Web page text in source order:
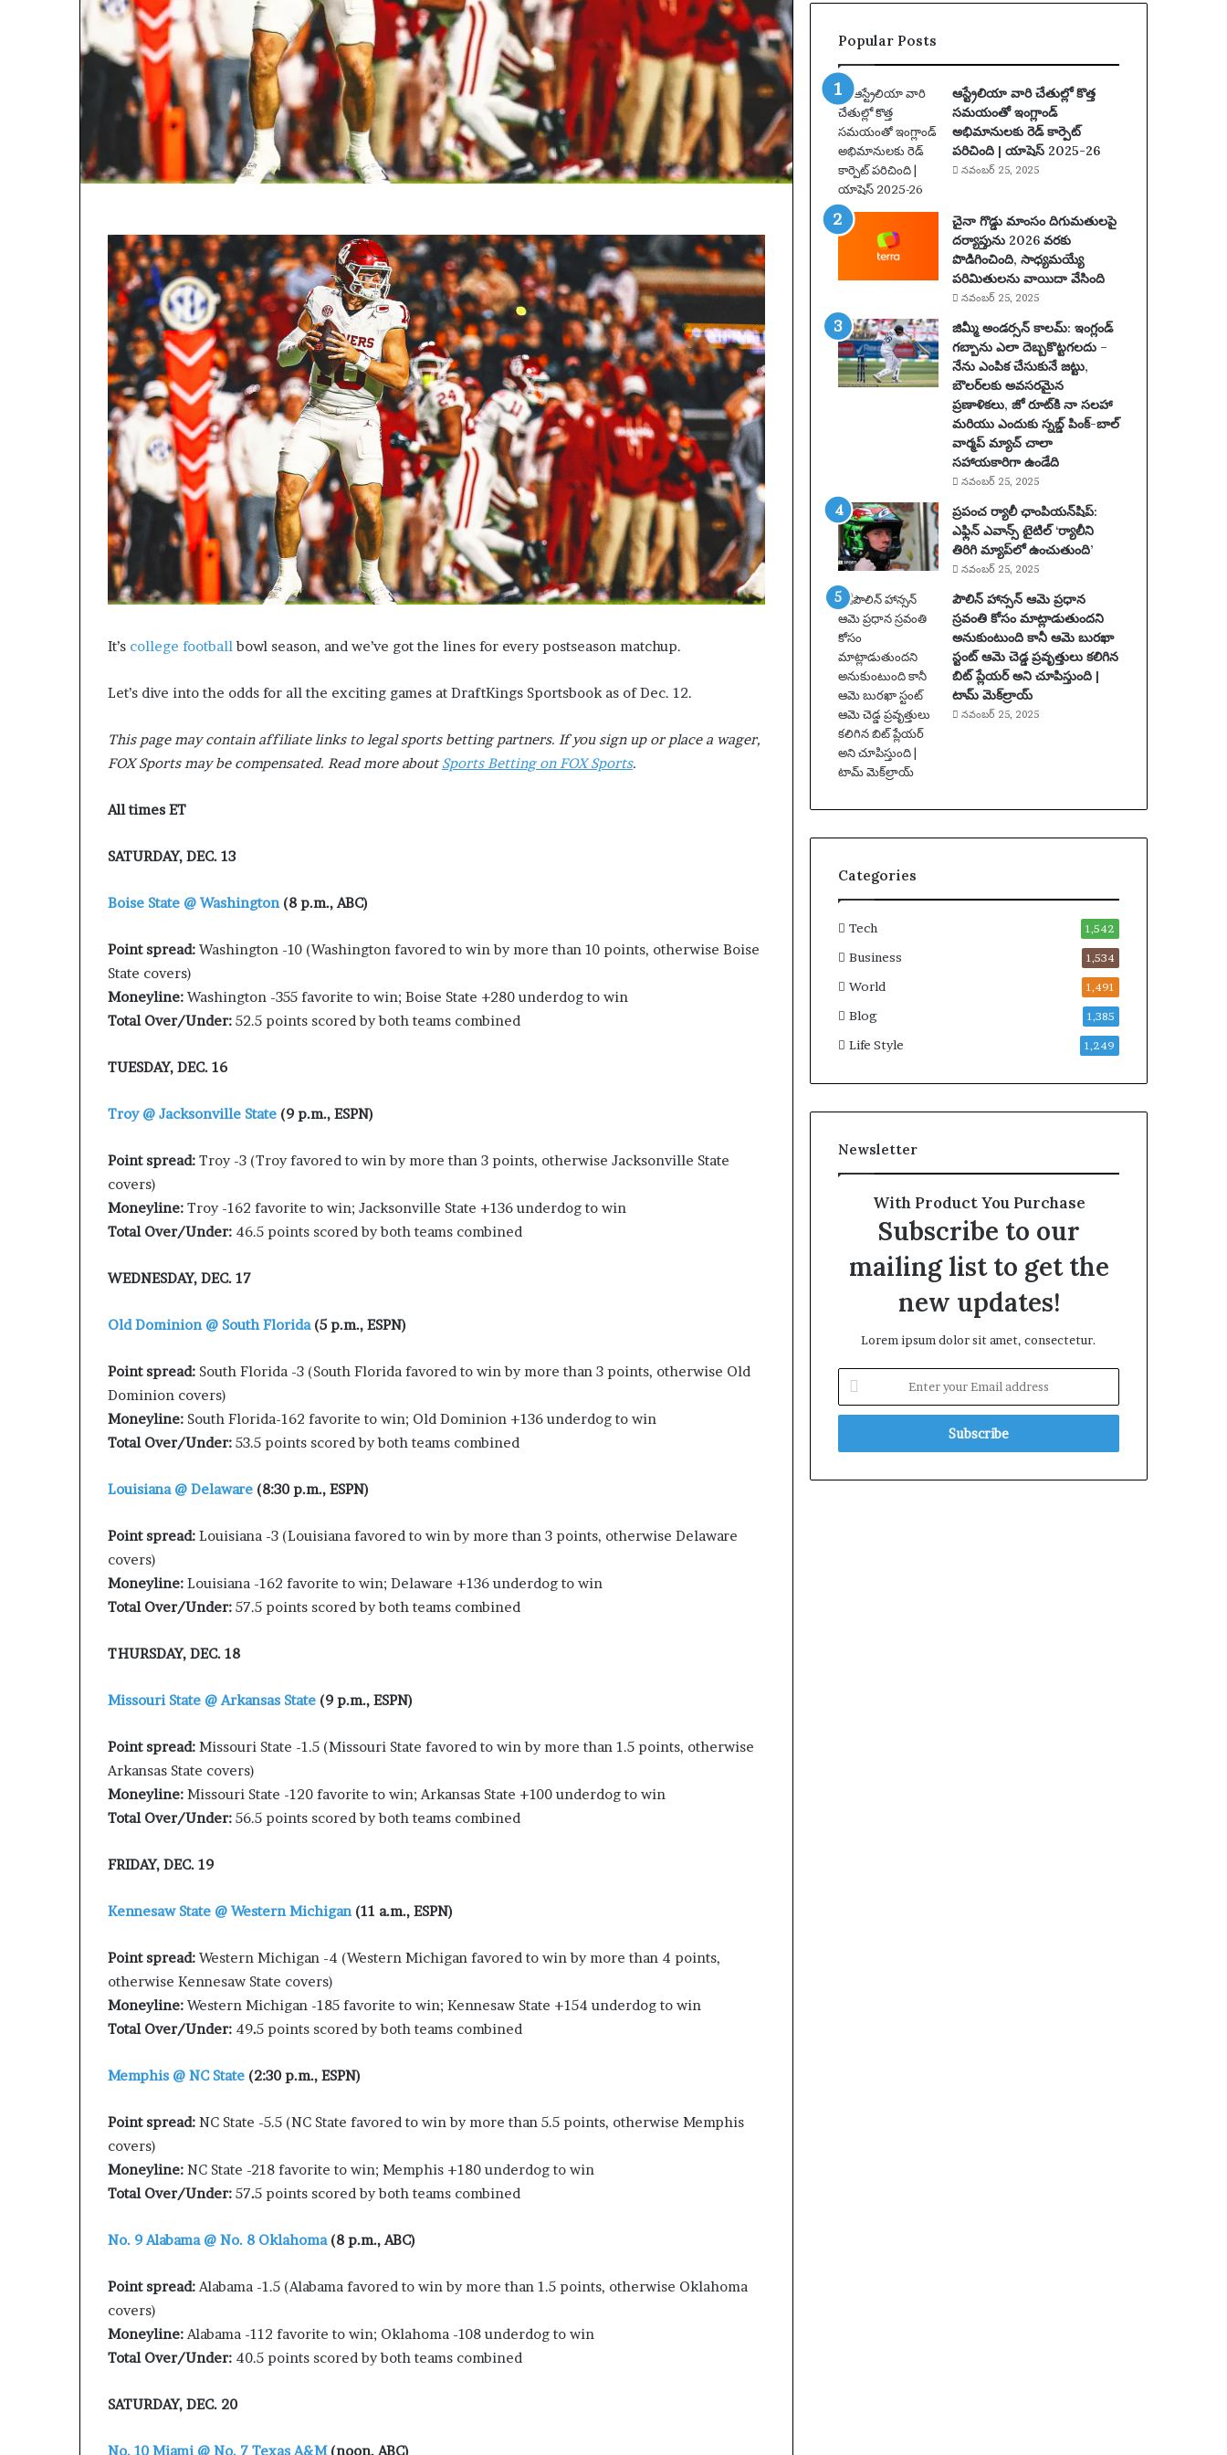
It’s college football bowl season, and we’ve got the lines for every postseason matchup.
Let’s dive into the odds for all the exciting games at DraftKings Sportsbook as of Dec. 12.
This page may contain affiliate links to legal sports betting partners. If you sign up or place a wager,
FOX Sports may be compensated. Read more about Sports Betting on FOX Sports.
All times ET
SATURDAY, DEC. 13
Boise State @ Washington(8 p.m., ABC)
Point spread: Washington -10 (Washington favored to win by more than 10 points, otherwise Boise
State covers)
Moneyline: Washington -355 favorite to win; Boise State +280 underdog to win
Total Over/Under: 52.5 points scored by both teams combined
TUESDAY, DEC. 16
Troy @ Jacksonville State (9 p.m., ESPN)
Point spread: Troy -3 (Troy favored to win by more than 3 points, otherwise Jacksonville State
covers)
Moneyline: Troy -162 favorite to win; Jacksonville State +136 underdog to win
Total Over/Under: 46.5 points scored by both teams combined
WEDNESDAY, DEC. 17
Old Dominion @ South Florida(5 p.m., ESPN)
Point spread: South Florida -3 (South Florida favored to win by more than 3 points, otherwise Old
Dominion covers)
Moneyline: South Florida-162 favorite to win; Old Dominion +136 underdog to win
Total Over/Under: 53.5 points scored by both teams combined
Louisiana @ Delaware (8:30 p.m., ESPN)
Point spread: Louisiana -3 (Louisiana favored to win by more than 3 points, otherwise Delaware
covers)
Moneyline: Louisiana -162 favorite to win; Delaware +136 underdog to win
Total Over/Under: 57.5 points scored by both teams combined
THURSDAY, DEC. 18
Missouri State @ Arkansas State (9 p.m., ESPN)
Point spread: Missouri State -1.5 (Missouri State favored to win by more than 1.5 points, otherwise
Arkansas State covers)
Moneyline: Missouri State -120 favorite to win; Arkansas State +100 underdog to win
Total Over/Under: 56.5 points scored by both teams combined
FRIDAY, DEC. 19
Kennesaw State @ Western Michigan(11 a.m., ESPN)
Point spread: Western Michigan -4 (Western Michigan favored to win by more than 4 points,
otherwise Kennesaw State covers)
Moneyline: Western Michigan -185 favorite to win; Kennesaw State +154 underdog to win
Total Over/Under: 49.5 points scored by both teams combined
Memphis @ NC State (2:30 p.m., ESPN)
Point spread: NC State -5.5 (NC State favored to win by more than 5.5 points, otherwise Memphis
covers)
Moneyline: NC State -218 favorite to win; Memphis +180 underdog to win
Total Over/Under: 57.5 points scored by both teams combined
No. 9 Alabama @ No. 8 Oklahoma(8 p.m., ABC)
Point spread: Alabama -1.5 (Alabama favored to win by more than 1.5 points, otherwise Oklahoma
covers)
Moneyline: Alabama -112 favorite to win; Oklahoma -108 underdog to win
Total Over/Under: 40.5 points scored by both teams combined
SATURDAY, DEC. 20
No. 10 Miami @ No. 7 Texas A&M(noon, ABC)
యొ
క్క
స్లో
-
బ
ర్న్
సై
కె
డె
మ
రి
యు
వా
రం
యొ
క్క
ఉ
త్త
మ
కొ
త్త
ట్రా
క్‌
లు
|
సం
గీ
తం
షే
ధం
కే
వ
లం
ఒ
క
అ
డ్డం
కి
రం
భిం
బ
డిం
ది
–
కా
నీ
ని
జ
మై
న
ప
క్ష
ఇం
కా
రా
వ
|
ష
మీ
2
:
పూ
ర్తి
ప్ర
యా
ణం
,
న
గ
రా
లు
క
లు
మ
రి
యు
న
లు
|
ఫు
బా
ల్
వా
ర్త
లు
Popular Posts
ఆస్ట్రేలియా వారి చేతుల్లో కొత్త
సమయంతో ఇంగ్లాండ్
అభిమానులకు రెడ్ కార్పెట్
పరిచింది | యాషెస్ 2025-26
నవంబర్ 25, 2025
చైనా గొడ్డు మాంసం దిగుమతులపై
దర్యాప్తును 2026 వరకు
పొడిగించింది, సాధ్యమయ్యే
పరిమితులను వాయిదా వేసింది
నవంబర్ 25, 2025
జిమ్మీ అండర్సన్ కాలమ్: ఇంగ్లండ్
గబ్బాను ఎలా దెబ్బకొట్టగలదు –
నేను ఎంపిక చేసుకునే జట్టు,
బౌలర్‌లకు అవసరమైన
ప్రణాళికలు, జో రూట్‌కి నా సలహా
మరియు ఎందుకు స్నబ్డ్ పింక్-బాల్
వార్మప్ మ్యాచ్ చాలా
సహాయకారిగా ఉండేది
నవంబర్ 25, 2025
ప్రపంచ ర్యాలీ ఛాంపియన్‌షిప్:
ఎఫ్లిన్ ఎవాన్స్ టైటిల్ ‘ర్యాలీని
తిరిగి మ్యాప్‌లో ఉంచుతుంది’
నవంబర్ 25, 2025
పౌలిన్ హాన్సన్ ఆమె ప్రధాన
స్రవంతి కోసం మాట్లాడుతుందని
అనుకుంటుంది కానీ ఆమె బురఖా
స్టంట్ ఆమె చెడ్డ ప్రవృత్తులు కలిగిన
బిట్ ప్లేయర్ అని చూపిస్తుంది |
టామ్ మెక్‌ల్రాయ్
నవంబర్ 25, 2025
Categories
Tech 1,542
Business 1,534
World 1,491
Blog 1,385
Life Style 1,249
Newsletter
With Product You Purchase
Subscribe to our
mailing list to get the
new updates!
Lorem ipsum dolor sit amet, consectetur.
t
r